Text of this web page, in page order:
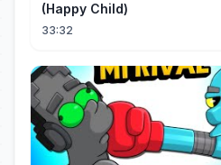
(Happy Child)
33:32